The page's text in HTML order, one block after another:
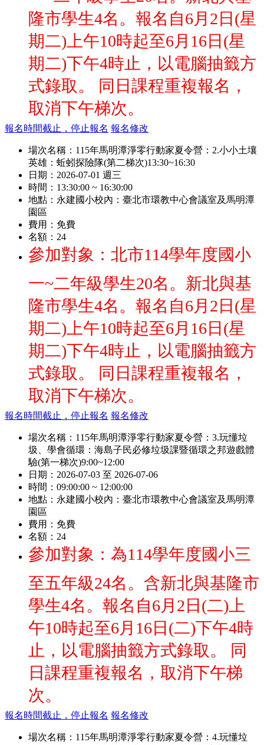
隆市學生4名。報名自6月2日(星
期二)上午10時起至6月16日(星
期二)下午4時止，以電腦抽籤方
式錄取。 同日課程重複報名，
取消下午梯次。
報名時間截止，停止報名 報名修改
場次名稱： 115年馬明潭淨零行動家夏令營：2.小小土壤
英雄：蚯蚓探險隊(第二梯次)13:30~16:30
日期： 2026-07-01 週三
時間： 13:30:00 ~ 16:30:00
地點： 永建國小校內：臺北市環教中心會議室及馬明潭
園區
費用： 免費
名額： 24
參加對象：北市114學年度國小
一~二年級學生20名。新北與基
隆市學生4名。報名自6月2日(星
期二)上午10時起至6月16日(星
期二)下午4時止，以電腦抽籤方
式錄取。 同日課程重複報名，
取消下午梯次。
報名時間截止，停止報名 報名修改
場次名稱： 115年馬明潭淨零行動家夏令營：3.玩懂垃
圾、學會循環：海島子民必修垃圾課暨循環之邦遊戲體
驗(第一梯次)9:00~12:00
日期： 2026-07-03 至 2026-07-06
時間： 09:00:00 ~ 12:00:00
地點： 永建國小校內：臺北市環教中心會議室及馬明潭
園區
費用： 免費
名額： 24
參加對象：為114學年度國小三
至五年級24名。含新北與基隆市
學生4名。報名自6月2日(二)上
午10時起至6月16日(二)下午4時
止，以電腦抽籤方式錄取。 同
日課程重複報名，取消下午梯
次。
報名時間截止，停止報名 報名修改
場次名稱： 115年馬明潭淨零行動家夏令營：4.玩懂垃